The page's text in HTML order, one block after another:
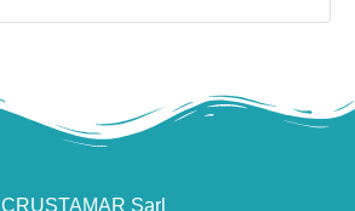
CRUSTAMAR Sarl